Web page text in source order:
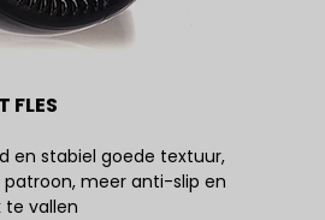
FLES
en stabiel goede textuur,
meer anti-slip en
te vallen